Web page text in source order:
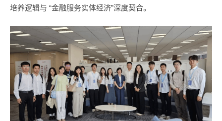
培养逻辑与 “金融服务实体经济”深度契合。